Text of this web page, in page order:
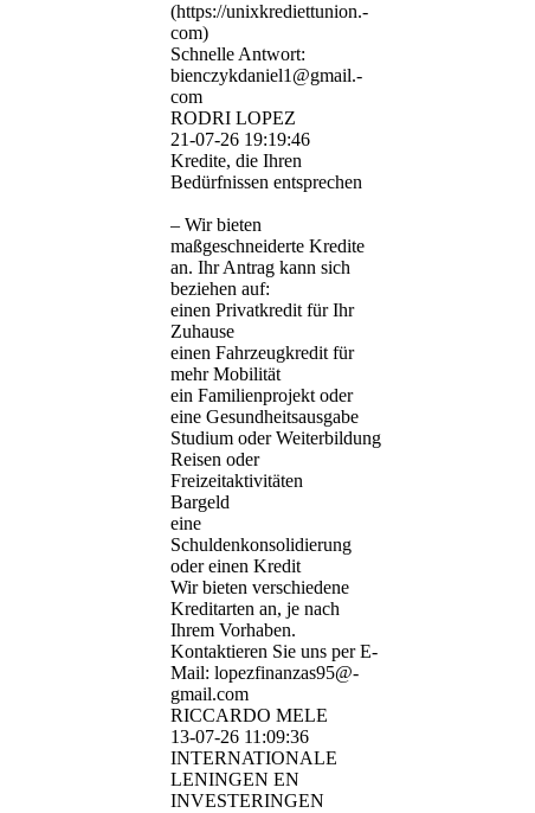
(­https:­//­unixkrediettunion.­
com)­
Schnelle Antwort:
bienczykdaniel1@­gmail.­
com
RODRI LOPEZ
21-07-26 19:19:46
Kredite, die Ihren
Bedürfnissen entsprechen
– Wir bieten
maßgeschneiderte Kredite
an. Ihr Antrag kann sich
beziehen auf:
einen Privatkredit für Ihr
Zuhause
einen Fahrzeugkredit für
mehr Mobilität
ein Familienprojekt oder
eine Gesundheitsausgabe
Studium oder Weiterbildung
Reisen oder
Freizeitaktivitäten
Bargeld
eine
Schuldenkonsolidierung
oder einen Kredit
Wir bieten verschiedene
Kreditarten an, je nach
Ihrem Vorhaben.
Kontaktieren Sie uns per E-
Mail: lopezfinanzas95@­
gmail.­com
RICCARDO MELE
13-07-26 11:09:36
INTERNATIONALE
LENINGEN EN
INVESTERINGEN